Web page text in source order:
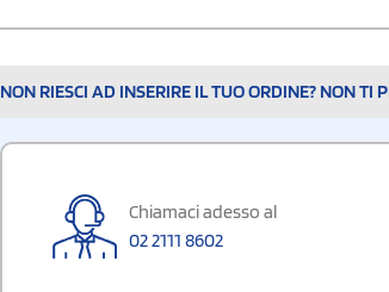
NON RIESCI AD INSERIRE IL TUO ORDINE? NON TI
Chiamaci adesso al
02 2111 8602